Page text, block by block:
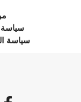
سياسة